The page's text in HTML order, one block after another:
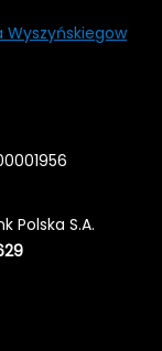
Wyszyńskiegow
Polska S.A.